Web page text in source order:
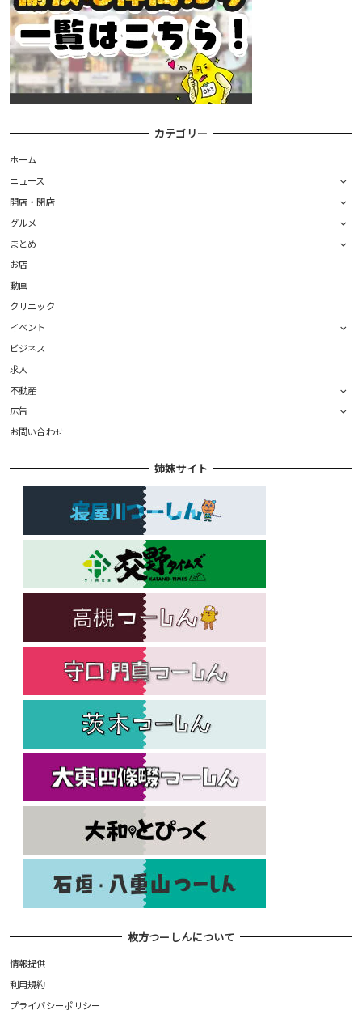
カテゴリー
ホーム
ニュース
開店・閉店
グルメ
まとめ
お店
動画
クリニック
イベント
ビジネス
求人
不動産
広告
お問い合わせ
姉妹サイト
枚方つーしんについて
情報提供
利用規約
プライバシーポリシー